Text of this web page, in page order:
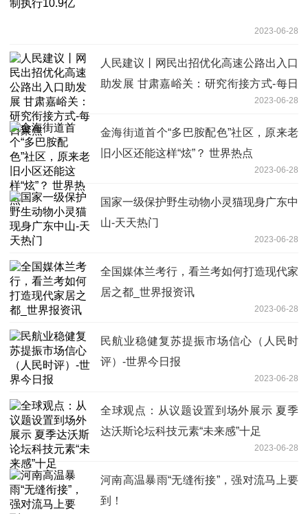
2023-06-28
人民建议丨网民出招优化高速公路出入口
助发展 甘肃嘉峪关：研究衔接方式-每日
2023-06-28
金海街道首个“多巴胺配色”社区，原来老
旧小区还能这样“炫”？ 世界热点
2023-06-28
国家一级保护野生动物小灵猫现身广东中
山-天天热门
2023-06-28
全国媒体兰考行，看兰考如何打造现代家
居之都_世界报资讯
2023-06-28
民航业稳健复苏提振市场信心（人民时
评）-世界今日报
2023-06-28
全球观点：从议题设置到场外展示 夏季
达沃斯论坛科技元素“未来感”十足
2023-06-28
河南高温暴雨“无缝衔接”，强对流马上要
到！